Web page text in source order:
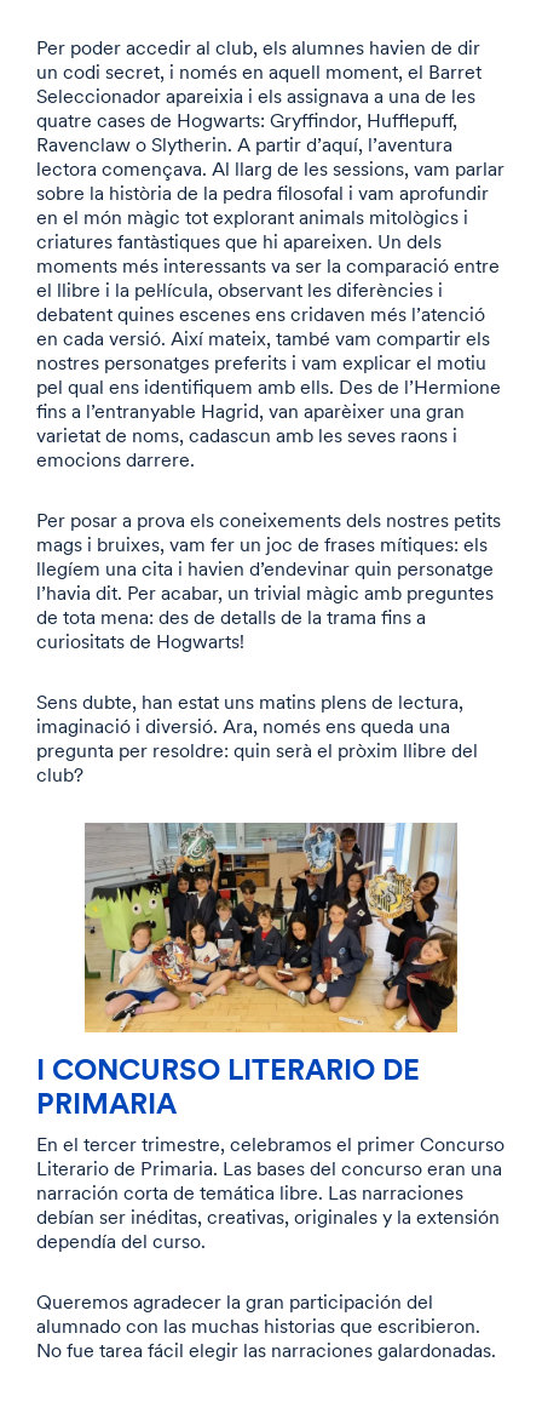
Per poder accedir al club, els alumnes havien de dir
un codi secret, i només en aquell moment, el Barret
Seleccionador apareixia i els assignava a una de les
quatre cases de Hogwarts: Gryffindor, Hufflepuff,
Ravenclaw o Slytherin. A partir d’aquí, l’aventura
lectora començava. Al llarg de les sessions, vam parlar
sobre la història de la pedra filosofal i vam aprofundir
en el món màgic tot explorant animals mitològics i
criatures fantàstiques que hi apareixen. Un dels
moments més interessants va ser la comparació entre
el llibre i la pel·lícula, observant les diferències i
debatent quines escenes ens cridaven més l’atenció
en cada versió. Així mateix, també vam compartir els
nostres personatges preferits i vam explicar el motiu
pel qual ens identifiquem amb ells. Des de l’Hermione
fins a l’entranyable Hagrid, van aparèixer una gran
varietat de noms, cadascun amb les seves raons i
emocions darrere.
Per posar a prova els coneixements dels nostres petits
mags i bruixes, vam fer un joc de frases mítiques: els
llegíem una cita i havien d’endevinar quin personatge
l’havia dit. Per acabar, un trivial màgic amb preguntes
de tota mena: des de detalls de la trama fins a
curiositats de Hogwarts!
Sens dubte, han estat uns matins plens de lectura,
imaginació i diversió. Ara, només ens queda una
pregunta per resoldre: quin serà el pròxim llibre del
club?
I CONCURSO LITERARIO DE
PRIMARIA
En el tercer trimestre, celebramos el primer Concurso
Literario de Primaria. Las bases del concurso eran una
narración corta de temática libre. Las narraciones
debían ser inéditas, creativas, originales y la extensión
dependía del curso.
Queremos agradecer la gran participación del
alumnado con las muchas historias que escribieron.
No fue tarea fácil elegir las narraciones galardonadas.